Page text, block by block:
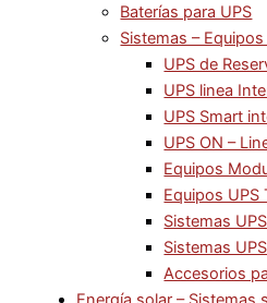
Baterías para UPS
Sistemas – Equipos
UPS de
UPS linea
UPS Smart
UPS ON –
Equipos
Equipos UPS
Sistemas
Sistemas
Accesorios